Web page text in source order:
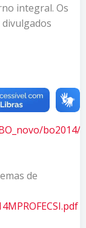
integral. Os
bo2014/
de